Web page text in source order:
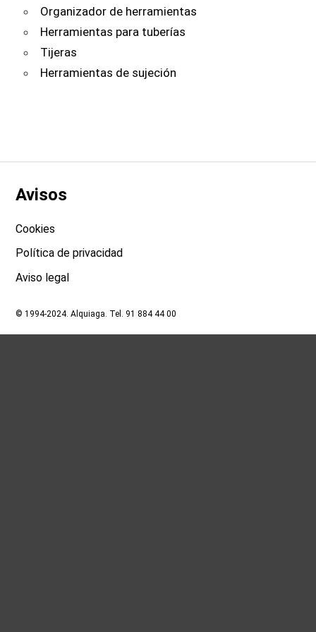
Organizador de herramientas
Herramientas para tuberías
Tijeras
Herramientas de sujeción
Avisos
Cookies
Política de privacidad
Aviso legal
© 1994-2024. Alquiaga. Tel. 91 884 44 00